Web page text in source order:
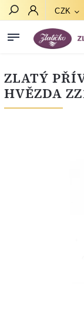
CZK
ZLATÝ
HVĚZDA